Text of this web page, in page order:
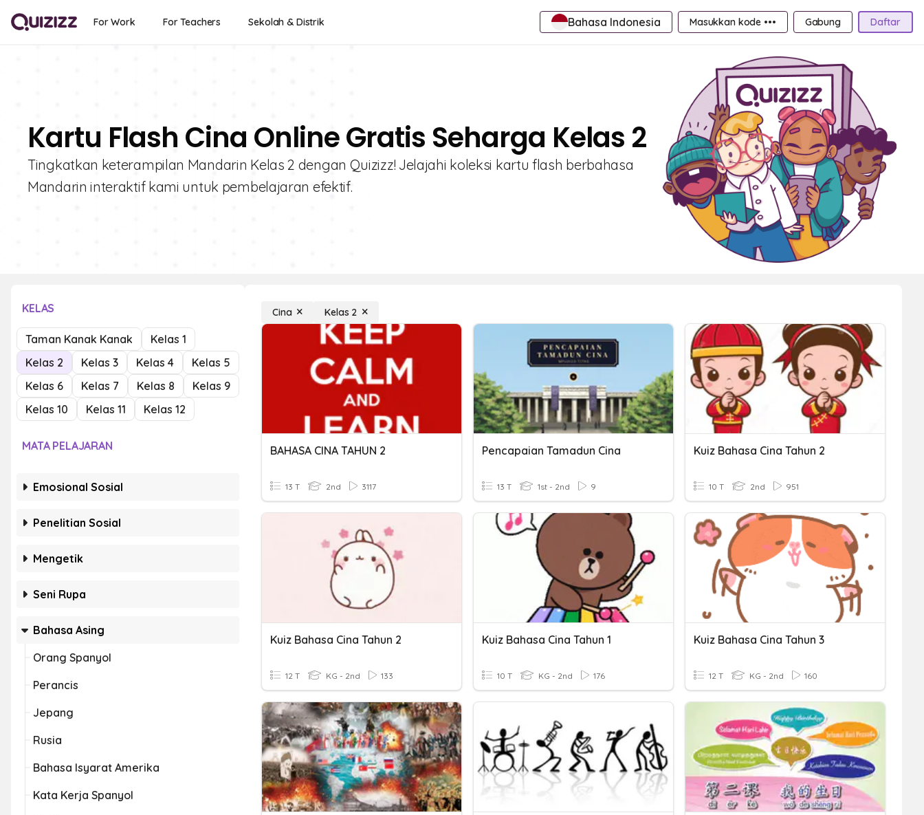
For Work For Teachers Sekolah & Distrik Bahasa Indonesia Masukkan kode ••• Gabung Daftar
Kartu Flash Cina Online Gratis Seharga Kelas 2
Tingkatkan keterampilan Mandarin Kelas 2 dengan Quizizz! Jelajahi koleksi kartu flash berbahasa
Mandarin interaktif kami untuk pembelajaran efektif.
KELAS
Taman Kanak Kanak
Kelas 1
Kelas 2
Kelas 3 Kelas 4
Kelas 5
Kelas 6
Kelas 7 Kelas 8
Kelas 9
Kelas 10
Kelas 11 Kelas 12
MATA PELAJARAN
Emosional Sosial
Penelitian Sosial
Mengetik
Seni Rupa
Bahasa Asing
Orang Spanyol
Perancis
Jepang
Rusia
Bahasa Isyarat Amerika
Kata Kerja Spanyol
Cina Kelas 2
BAHASA CINA TAHUN 2
13 T 2nd 3117
Pencapaian Tamadun Cina
13 T 1st - 2nd 9
Kuiz Bahasa Cina Tahun 2
10 T 2nd 951
Kuiz Bahasa Cina Tahun 2
12 T KG - 2nd 133
Kuiz Bahasa Cina Tahun 1
10 T KG - 2nd 176
Kuiz Bahasa Cina Tahun 3
12 T KG - 2nd 160